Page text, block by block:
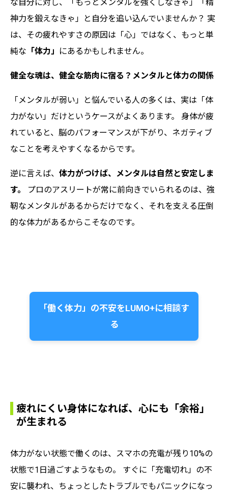
な自分に対し、「もっとメンタルを強くしなきゃ」「精
神力を鍛えなきゃ」と自分を追い込んでいませんか？ 実
は、その疲れやすさの原因は「心」ではなく、もっと単
純な 「体力」 にあるかもしれません。
健全な魂は、健全な筋肉に宿る？メンタルと体力の関係
「メンタルが弱い」と悩んでいる人の多くは、実は「体
力がない」だけというケースがよくあります。 身体が疲
れていると、脳のパフォーマンスが下がり、ネガティブ
なことを考えやすくなるからです。
逆に言えば、 体力がつけば、メンタルは自然と安定しま
す。
プロのアスリートが常に前向きでいられるのは、強
靭なメンタルがあるからだけでなく、それを支える圧倒
的な体力があるからこそなのです。
「働く体力」の不安をLUMO+に相談す
る
疲れにくい身体になれば、心にも「余裕」
が生まれる
体力がない状態で働くのは、スマホの充電が残り10%の
状態で1日過ごすようなもの。 すぐに「充電切れ」の不
安に襲われ、ちょっとしたトラブルでもパニックになっ